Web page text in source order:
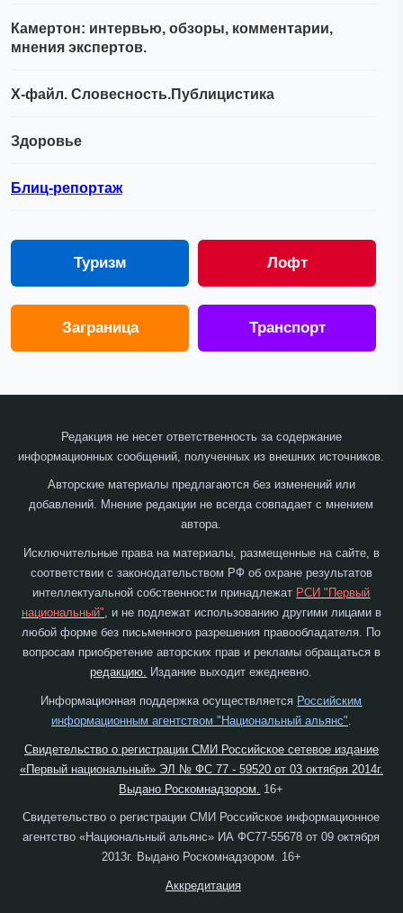
Камертон: интервью, обзоры, комментарии,
мнения экспертов.
Х-файл. Словесность.Публицистика
Здоровье
Блиц-репортаж
Туризм Лофт
Заграница Транспорт
Редакция не несет ответственность за содержание
информационных сообщений, полученных из внешних источников.
Авторские материалы предлагаются без изменений или
добавлений. Мнение редакции не всегда совпадает с мнением
автора.
Исключительные права на материалы, размещенные на сайте, в
соответствии с законодательством РФ об охране результатов
интеллектуальной собственности принадлежат РСИ "Первый
национальный", и не подлежат использованию другими лицами в
любой форме без письменного разрешения правообладателя. По
вопросам приобретение авторских прав и рекламы обращаться в
редакцию. Издание выходит ежедневно.
Информационная поддержка осуществляется Российским
информационным агентством "Национальный альянс"
Свидетельство о регистрации СМИ Российское сетевое издание
«Первый национальный» ЭЛ № ФС 77 - 59520 от 03 октября 2014г.
Выдано Роскомнадзором.
16+
Свидетельство о регистрации СМИ Российское информационное
агентство «Национальный альянс» ИА ФС77-55678 от 09 октября
2013г. Выдано Роскомнадзором. 16+
Аккредитация